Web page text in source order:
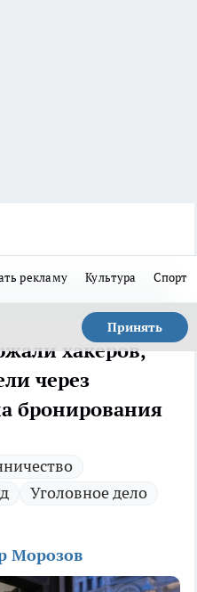
рекламу Культура Спорт
Принять
хакеров,
через
бронирования
Уголовное дело
Морозов